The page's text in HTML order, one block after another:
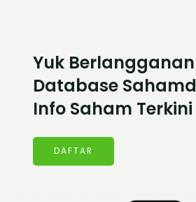
Yuk Berlangganan
Database
Info Saham Terkini
DAFTAR